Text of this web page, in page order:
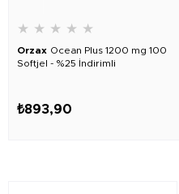
★ ★ ★ ★ ★
Orzax Ocean Plus 1200 mg 100
Softjel - %25 İndirimli
₺893,90